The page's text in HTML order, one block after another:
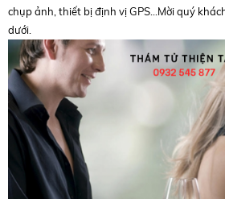
chụp ảnh, thiết bị định vị GPS...Mời quý
dưới.